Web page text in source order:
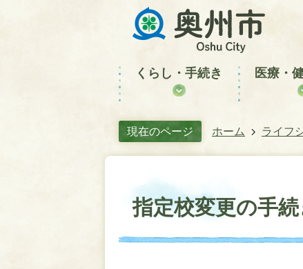
くらし・手続き 医療・
現在のページ ホーム ライフ
指定校変更の手